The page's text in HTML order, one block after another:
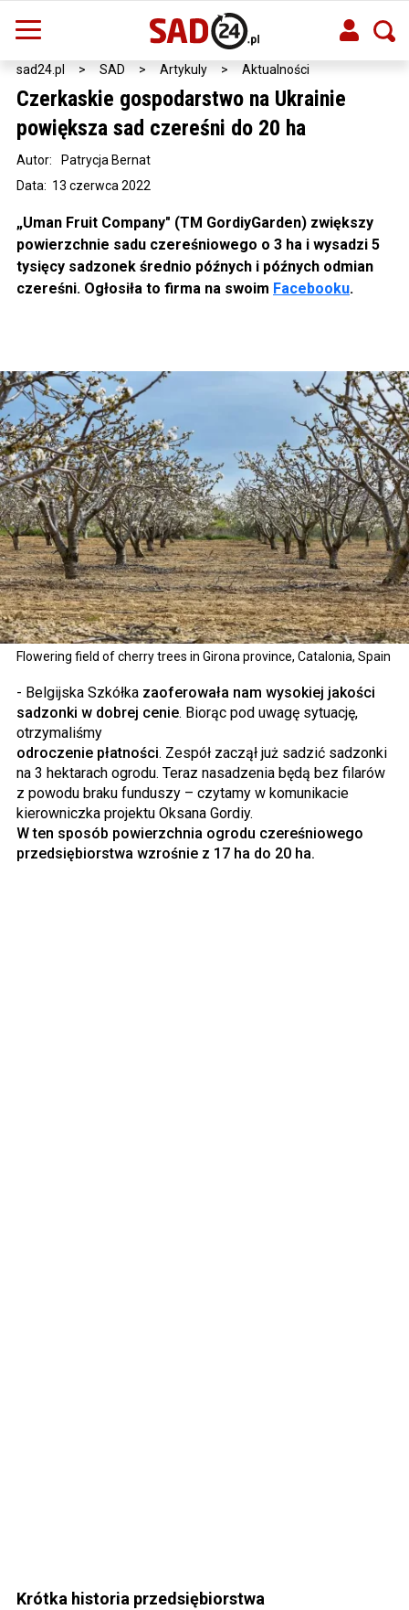
sad24.pl > SAD > Artykuly > Aktualności
Flowering field of cherry trees in Girona province, Catalonia, Spain
Czerkaskie gospodarstwo na Ukrainie
powiększa sad czereśni do 20 ha
Data: 13 czerwca 2022
Autor: Patrycja Bernat
„Uman Fruit Company" (TM GordiyGarden) zwiększy
powierzchnie sadu czereśniowego o 3 ha i wysadzi 5
tysięcy sadzonek średnio późnych i późnych odmian
czereśni. Ogłosiła to firma na swoim Facebooku.
- Belgijska Szkółka zaoferowała nam wysokiej jakości
sadzonki w dobrej cenie. Biorąc pod uwagę sytuację,
otrzymaliśmy
odroczenie płatności. Zespół zaczął już sadzić sadzonki
na 3 hektarach ogrodu. Teraz nasadzenia będą bez filarów
z powodu braku funduszy – czytamy w komunikacie
kierowniczka projektu Oksana Gordiy.
W ten sposób powierzchnia ogrodu czereśniowego
przedsiębiorstwa wzrośnie z 17 ha do 20 ha.
Krótka historia przedsiębiorstwa